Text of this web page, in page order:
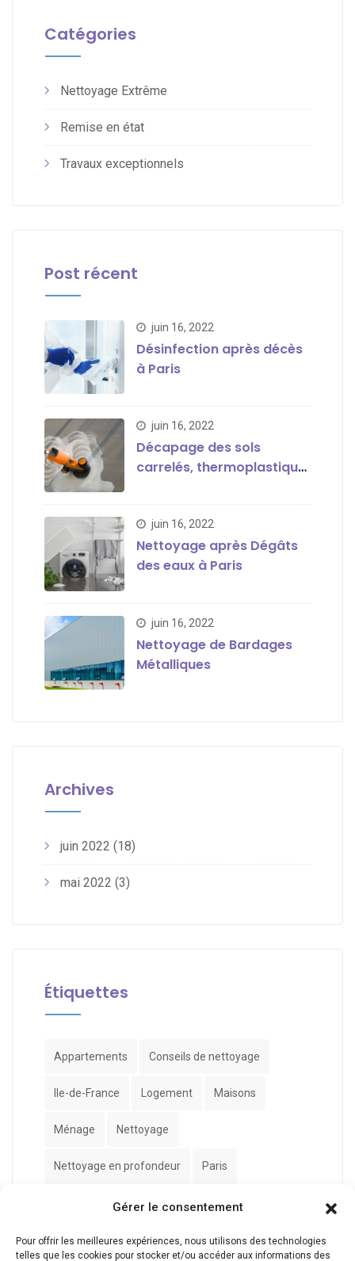
Gérer le consentement
Pour offrir les meilleures expériences, nous utilisons des technologies
telles que les cookies pour stocker et/ou accéder aux informations des
Catégories
Nettoyage Extrême
Remise en état
Travaux exceptionnels
Post récent
juin 16, 2022
Désinfection après décès
à Paris
juin 16, 2022
Décapage des sols
carrelés, thermoplastique,
juin 16, 2022
Nettoyage après Dégâts
des eaux à Paris
juin 16, 2022
Nettoyage de Bardages
Métalliques
Archives
juin 2022 (18)
mai 2022 (3)
Étiquettes
Appartements Conseils de nettoyage
Ile-de-France Logement Maisons
Ménage Nettoyage
Nettoyage en profondeur Paris
Professionnel Sale Service de nettoyage
Syndrome de Diogène